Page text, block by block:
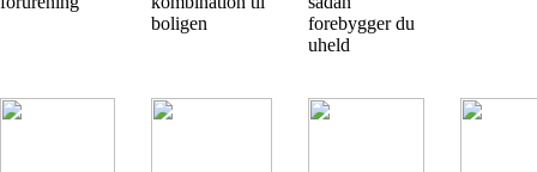
boligen
forebygger du
uheld